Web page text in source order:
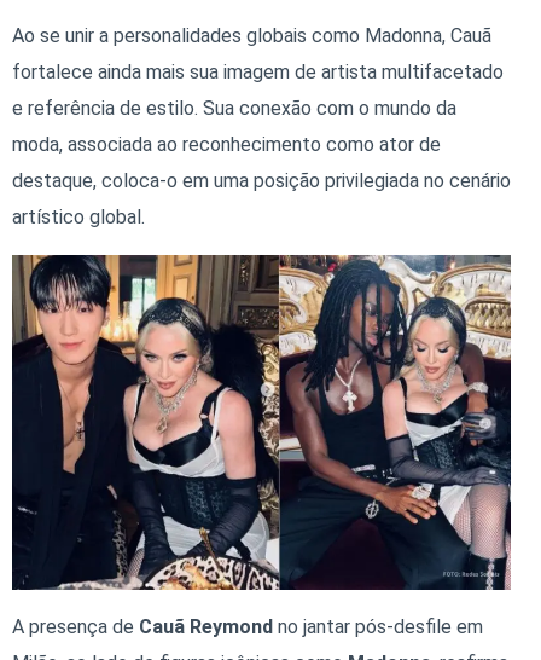
Ao se unir a personalidades globais como Madonna, Cauã
fortalece ainda mais sua imagem de artista multifacetado
e referência de estilo. Sua conexão com o mundo da
moda, associada ao reconhecimento como ator de
destaque, coloca-o em uma posição privilegiada no cenário
artístico global.
A presença de Cauã Reymond no jantar pós-desfile em